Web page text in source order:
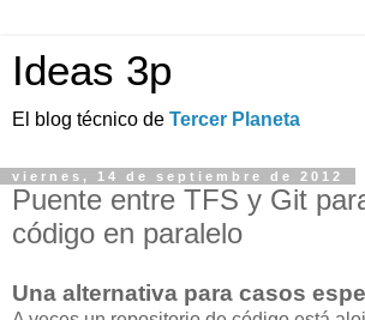
Ideas 3p
El blog técnico de Tercer Planeta
viernes, 14 de septiembre de 2012
Puente entre TFS y Git
código en paralelo
Una alternativa para casos